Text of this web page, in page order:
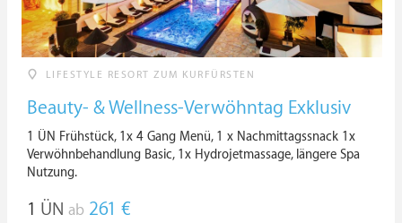
LIFESTYLE RESORT ZUM KURFÜRSTEN
Beauty- & Wellness-Verwöhntag Exklusiv
1 ÜN Frühstück, 1x 4 Gang Menü, 1 x Nachmittagssnack 1x
Verwöhnbehandlung Basic, 1x Hydrojetmassage, längere Spa
Nutzung.
1 ÜN ab 261 €